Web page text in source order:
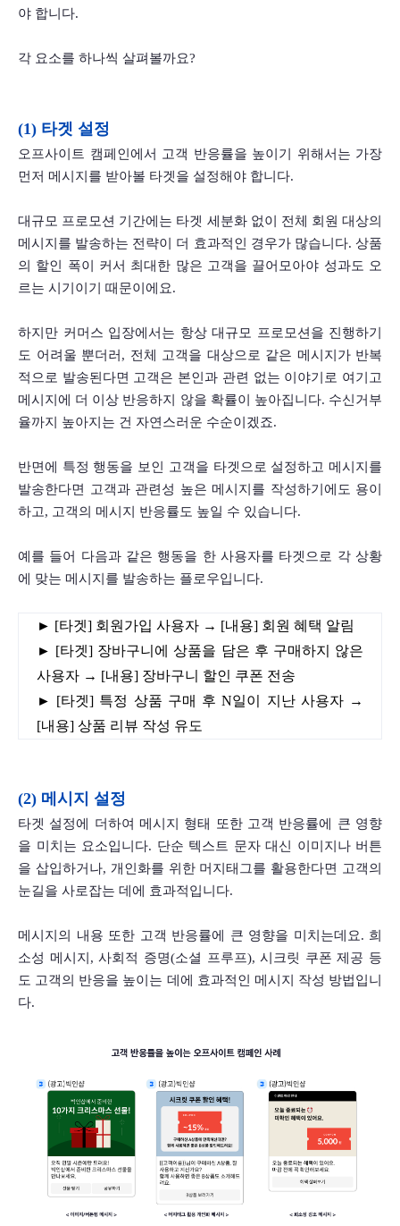
야 합니다.
각 요소를 하나씩 살펴볼까요?
(1) 타겟 설정
오프사이트 캠페인에서 고객 반응률을 높이기 위해서는 가장
먼저 메시지를 받아볼 타겟을 설정해야 합니다.
대규모 프로모션 기간에는 타겟 세분화 없이 전체 회원 대상의
메시지를 발송하는 전략이 더 효과적인 경우가 많습니다. 상품
의 할인 폭이 커서 최대한 많은 고객을 끌어모아야 성과도 오
르는 시기이기 때문이에요.
하지만 커머스 입장에서는 항상 대규모 프로모션을 진행하기
도 어려울 뿐더러, 전체 고객을 대상으로 같은 메시지가 반복
적으로 발송된다면 고객은 본인과 관련 없는 이야기로 여기고
메시지에 더 이상 반응하지 않을 확률이 높아집니다. 수신거부
율까지 높아지는 건 자연스러운 수순이겠죠.
반면에 특정 행동을 보인 고객을 타겟으로 설정하고 메시지를
발송한다면 고객과 관련성 높은 메시지를 작성하기에도 용이
하고, 고객의 메시지 반응률도 높일 수 있습니다.
예를 들어 다음과 같은 행동을 한 사용자를 타겟으로 각 상황
에 맞는 메시지를 발송하는 플로우입니다.
► [타겟] 회원가입 사용자 → [내용] 회원 혜택 알림
► [타겟] 장바구니에 상품을 담은 후 구매하지 않은
사용자 → [내용] 장바구니 할인 쿠폰 전송
► [타겟] 특정 상품 구매 후 N일이 지난 사용자 →
[내용] 상품 리뷰 작성 유도
(2) 메시지 설정
타겟 설정에 더하여 메시지 형태 또한 고객 반응률에 큰 영향
을 미치는 요소입니다. 단순 텍스트 문자 대신 이미지나 버튼
을 삽입하거나, 개인화를 위한 머지태그를 활용한다면 고객의
눈길을 사로잡는 데에 효과적입니다.
메시지의 내용 또한 고객 반응률에 큰 영향을 미치는데요. 희
소성 메시지, 사회적 증명(소셜 프루프), 시크릿 쿠폰 제공 등
도 고객의 반응을 높이는 데에 효과적인 메시지 작성 방법입니
다.